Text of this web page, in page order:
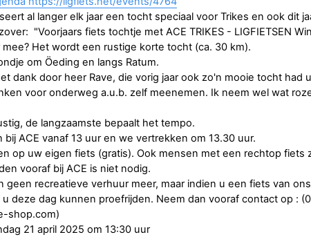
al langer elk jaar een tocht speciaal voor Trikes en ook dit
"Voorjaars fiets tochtje met ACE TRIKES - LIGFIETSEN
mee? Het wordt een rustige korte tocht (ca. 30 km).
om Öeding en langs Ratum.
dank door heer Rave, die vorig jaar ook zo'n mooie tocht had
voor onderweg a.u.b. zelf meenemen. Ik neem wel wat
de langzaamste bepaalt het tempo.
bij ACE vanaf 13 uur en we vertrekken om 13.30 uur.
op uw eigen fiets (gratis). Ook mensen met een rechtop fiets
vooraf bij ACE is niet nodig.
geen recreatieve verhuur meer, maar indien u een fiets van
deze dag kunnen proefrijden. Neem dan vooraf contact op :
shop.com)
21 april 2025 om 13:30 uur